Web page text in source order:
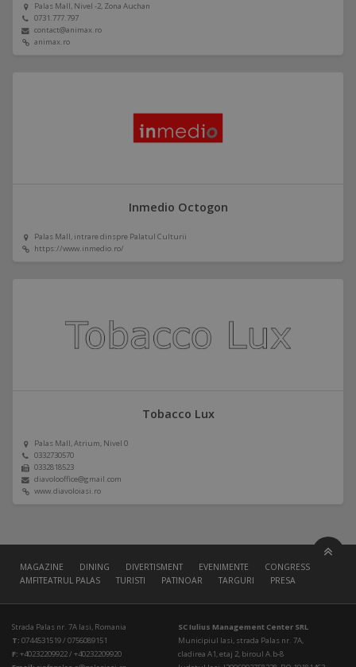
Palas Mall, Nivel -2, Zona Auchan
0731.777.797
contact@animax.ro
animax.ro
Inmedio Octogon
Palas Mall, intrare dinspre Palatul Culturii
https://www.inmedio.ro/
Tobacco Lux
Palas Mall, Atrium, Nivel 0
0332730570
0332818523
diavolooffice@gmail.com
www.diavoloiasi.ro
MAGAZINE DINING DIVERTISMENT EVENIMENTE
CONGRESS HALL
AMFITEATRUL PALAS
TURISTI PATINOAR TARGURI PRESA
Strada Palas nr. 7A Iasi, Romania
T: 0744531519 / 0756089151
F: +40232209922 / +40232209920
SC Iulius Management Center SRL
Municipiul Iasi, strada Palas nr. 7A,
cladirea A1, etaj 2, biroul A.b-8